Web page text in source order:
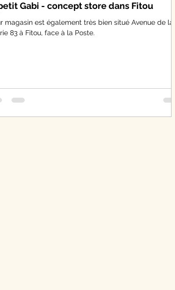
Gabi - concept store dans Fitou
magasin est également très bien situé Avenue de la
83 à Fitou, face à la Poste.